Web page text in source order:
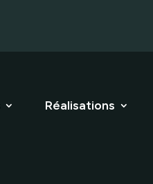
Réalisations